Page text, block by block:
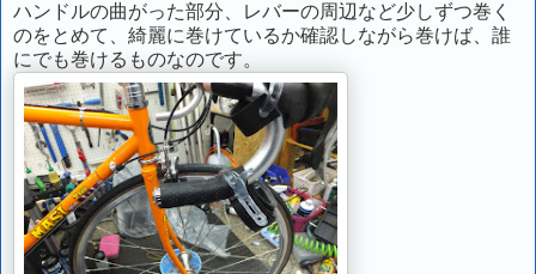
ハンドルの曲がった部分、レバーの周辺など少しずつ巻く
のをとめて、綺麗に巻けているか確認しながら巻けば、誰
にでも巻けるものなのです。